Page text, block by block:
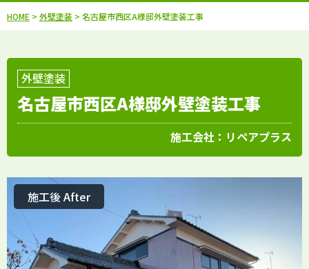
HOME > 外壁塗装 > 名古屋市西区A様邸外壁塗装工事
外壁塗装
名古屋市西区A様邸外壁塗装工事
施工会社： リペアプラス
施工後 After